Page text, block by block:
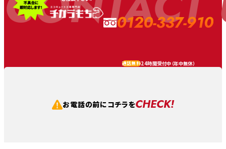
0120-337-910
通話無料24時間受付中（年中無休）
お電話の前にコチラをCHECK!